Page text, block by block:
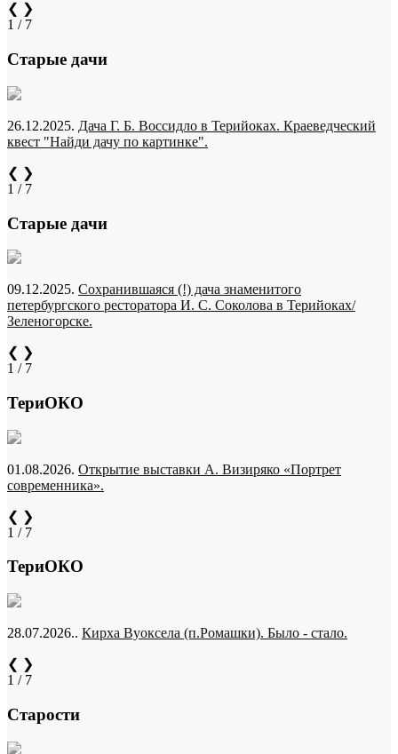
❮ ❯
1 / 7
Старые дачи
26.12.2025. Дача Г. Б. Воссидло в Терийоках. Краеведческий
квест "Найди дачу по картинке".
❮ ❯
1 / 7
Старые дачи
09.12.2025. Сохранившаяся (!) дача знаменитого
петербургского ресторатора И. С. Соколова в Терийоках/
Зеленогорске.
❮ ❯
1 / 7
ТериОКО
01.08.2026. Открытие выставки А. Визиряко «Портрет
современника».
❮ ❯
1 / 7
ТериОКО
28.07.2026.. Кирха Вуоксела (п.Ромашки). Было - стало.
❮ ❯
1 / 7
Старости